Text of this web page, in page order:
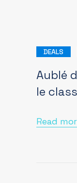
DEALS
Aublé
le
Read